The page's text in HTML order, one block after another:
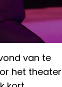
van te
het theater